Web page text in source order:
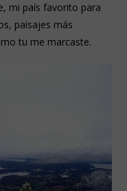
mi país favorito para
paisajes más
tu me marcaste.